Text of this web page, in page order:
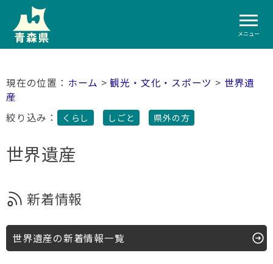
メニュー
ホーム >観光・文化・スポーツ > 世界遺
産
絞り込み：
くらし しごと 県外の方
世界遺産
新着情報
世界遺産の新着情報一覧